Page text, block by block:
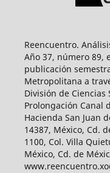
Reencuentro.
Año 37, número 89,
publicación
Metropolitana a
División de Ciencias
Prolongación Canal
Hacienda San Juan
14387, México, Cd.
1100, Col. Villa
México, Cd. de